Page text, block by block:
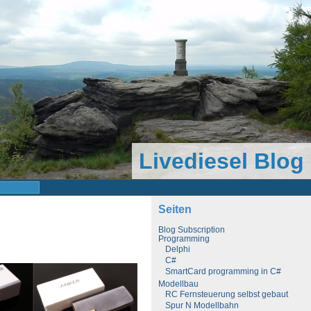
Livediesel Blog
Seiten
Blog Subscription
Programming
Delphi
C#
SmartCard programming in C#
Modellbau
RC Fernsteuerung selbst gebaut
Spur N Modellbahn